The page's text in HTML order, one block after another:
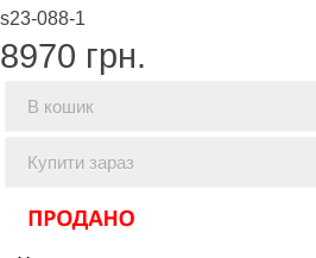
s23-088-1
8970 грн.
В кошик
Купити зараз